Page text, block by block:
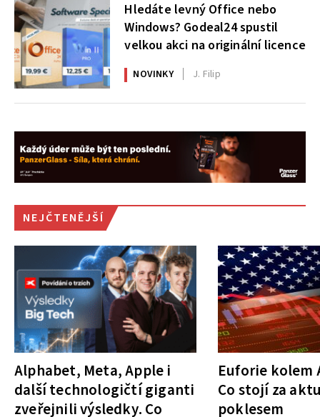
Hledáte levný Office nebo
Windows? Godeal24 spustil
velkou akci na originální licence
NOVINKY J. Filip
NEJČTENĚJŠÍ
Alphabet, Meta, Apple i
další technologičtí giganti
zveřejnili výsledky. Co
Euforie kolem
Co stojí za
poklesem